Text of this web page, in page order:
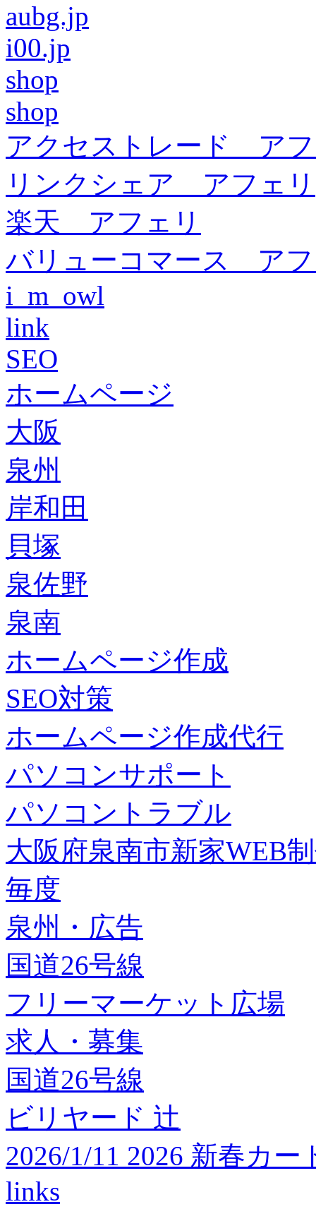
aubg.jp
i00.jp
shop
shop
アクセストレード ア
リンクシェア アフェリ
楽天 アフェリ
バリューコマース ア
i_m_owl
link
SEO
ホームページ
大阪
泉州
岸和田
貝塚
泉佐野
泉南
ホームページ作成
SEO対策
ホームページ作成代行
パソコンサポート
パソコントラブル
大阪府泉南市新家WEB
毎度
泉州・広告
国道26号線
フリーマーケット広場
求人・募集
国道26号線
ビリヤード 辻
2026/1/11 2026 新春カ
links